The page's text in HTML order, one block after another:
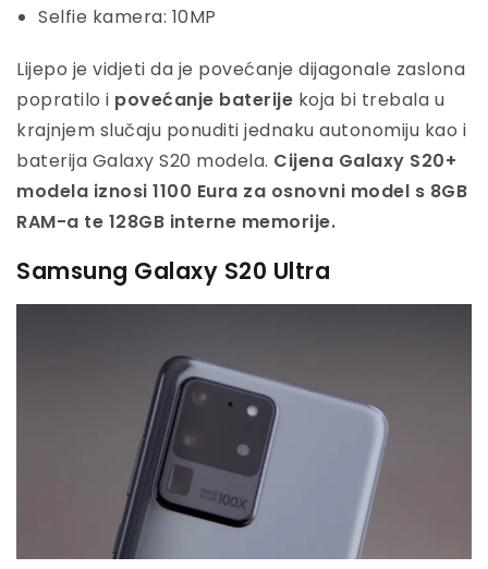
Selfie kamera: 10MP
Lijepo je vidjeti da je povećanje dijagonale zaslona
popratilo i povećanje baterije koja bi trebala u
krajnjem slučaju ponuditi jednaku autonomiju kao i
baterija Galaxy S20 modela. Cijena Galaxy S20+
modela iznosi 1100 Eura za osnovni model s 8GB
RAM-a te 128GB interne memorije.
Samsung Galaxy S20 Ultra